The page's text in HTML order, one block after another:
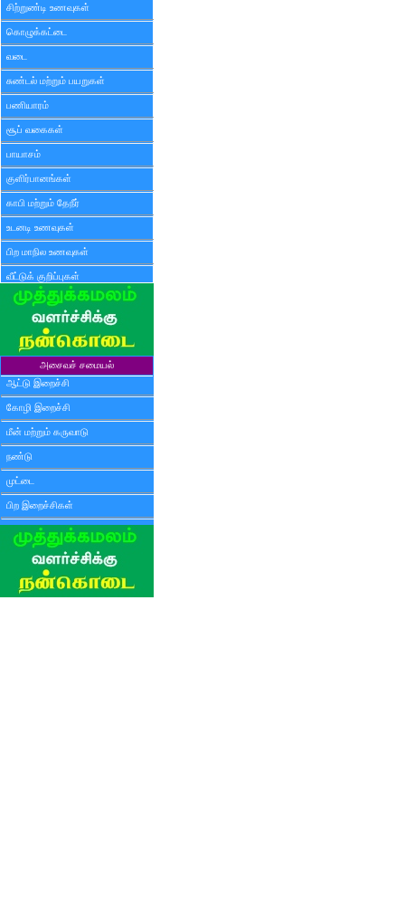
சிற்றுண்டி உணவுகள்
கொழுக்கட்டை
வடை
சுண்டல் மற்றும் பயறுகள்
பணியாரம்
சூப் வகைகள்
பாயாசம்
குளிர்பானங்கள்
காபி மற்றும் தேநீர்
உடனடி உணவுகள்
பிற மாநில உணவுகள்
வீட்டுக் குறிப்புகள்
அசைவச் சமையல்
ஆட்டு இறைச்சி
கோழி இறைச்சி
மீன் மற்றும் கருவாடு
நண்டு
முட்டை
பிற இறைச்சிகள்